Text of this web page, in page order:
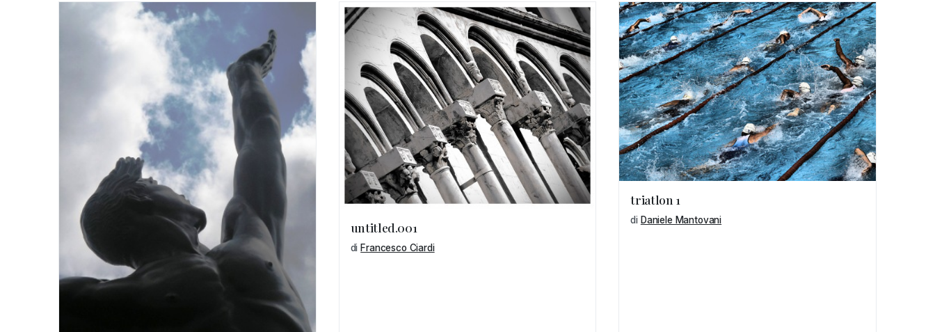
untitled.001
di Francesco Ciardi
triatlon 1
di Daniele Mantovani